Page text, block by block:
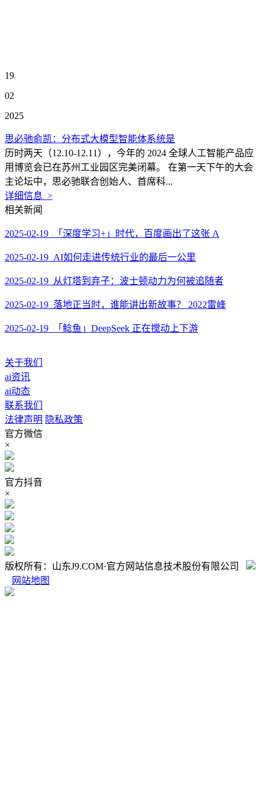
19
02
2025
思必驰俞凯：分布式大模型智能体系统是
历时两天（12.10-12.11），今年的 2024 全球人工智能产品应
用博览会已在苏州工业园区完美闭幕。 在第一天下午的大会
主论坛中，思必驰联合创始人、首席科...
详细信息 >
相关新闻
2025-02-19 「深度学习+」时代，百度画出了这张 A
2025-02-19 AI如何走进传统行业的最后一公里
2025-02-19 从灯塔到弃子：波士顿动力为何被追随者
2025-02-19 落地正当时，谁能讲出新故事？ 2022雷峰
2025-02-19 「鲶鱼」DeepSeek 正在搅动上下游
关于我们
ai资讯
ai动态
联系我们
法律声明 隐私政策
官方微信
×
官方抖音
×
版权所有：山东J9.COM·官方网站信息技术股份有限公司
网站地图